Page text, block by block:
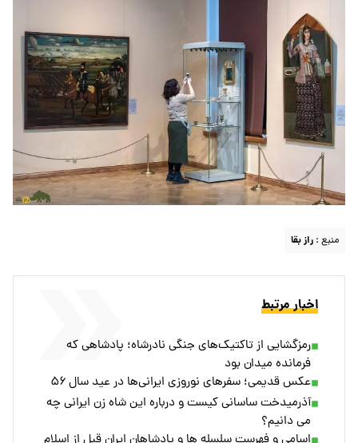
منبع : راز بقا
اخبار مرتبط
رمزگشایی از تاکتیک‌های جنگی نادرشاه؛ پادشاهی که
فرمانده میدان بود
عکس قدیمی؛ سفرهای نوروزی ایرانی‌ها در عید سال ۵۶
آذرمیدخت ساسانی کیست و درباره این شاه زن ایرانی چه
می دانیم؟